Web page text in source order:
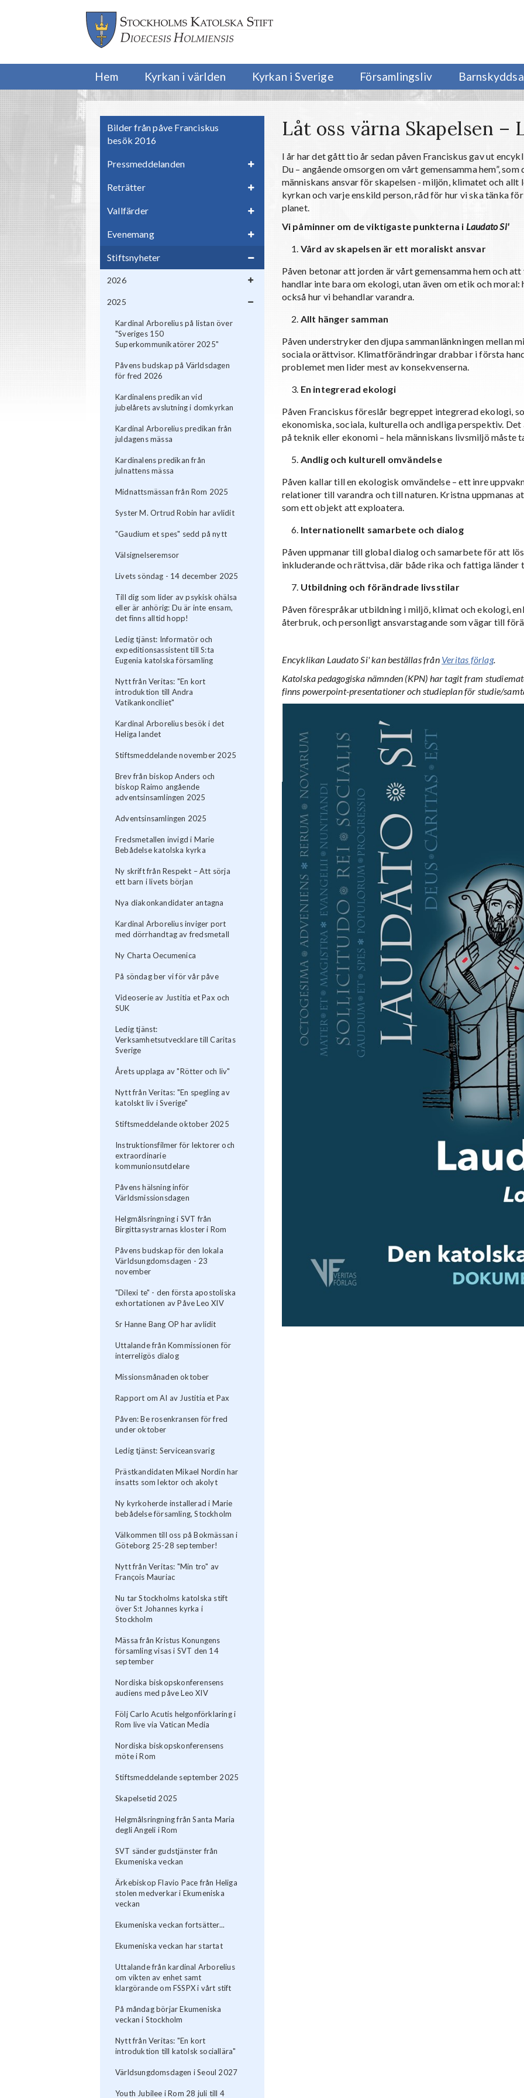
Hem Kyrkan i världen Kyrkan i Sverige Församlingsliv
Bilder från påve Franciskus
besök 2016
Pressmeddelanden
Reträtter
Vallfärder
Evenemang
Stiftsnyheter
2026
2025
Kardinal Arborelius på listan över
"Sveriges 150
Superkommunikatörer 2025"
Påvens budskap på Världsdagen
för fred 2026
Kardinalens predikan vid
jubelårets avslutning i domkyrkan
Kardinal Arborelius predikan från
juldagens mässa
Kardinalens predikan från
julnattens mässa
Midnattsmässan från Rom 2025
Syster M. Ortrud Robin har avlidit
"Gaudium et spes" sedd på nytt
Välsignelseremsor
Livets söndag - 14 december 2025
Till dig som lider av psykisk ohälsa
eller är anhörig: Du är inte ensam,
det finns alltid hopp!
Ledig tjänst: Informatör och
expeditionsassistent till S:ta
Eugenia katolska församling
Nytt från Veritas: "En kort
introduktion till Andra
Vatikankonciliet"
Kardinal Arborelius besök i det
Heliga landet
Stiftsmeddelande november 2025
Brev från biskop Anders och
biskop Raimo angående
adventsinsamlingen 2025
Adventsinsamlingen 2025
Fredsmetallen invigd i Marie
Bebådelse katolska kyrka
Ny skrift från Respekt – Att sörja
ett barn i livets början
Nya diakonkandidater antagna
Kardinal Arborelius inviger port
med dörrhandtag av fredsmetall
Ny Charta Oecumenica
På söndag ber vi för vår påve
Videoserie av Justitia et Pax och
SUK
Ledig tjänst:
Verksamhetsutvecklare till Caritas
Sverige
Årets upplaga av "Rötter och liv"
Nytt från Veritas: "En spegling av
katolskt liv i Sverige"
Stiftsmeddelande oktober 2025
Instruktionsfilmer för lektorer och
extraordinarie
kommunionsutdelare
Påvens hälsning inför
Världsmissionsdagen
Helgmålsringning i SVT från
Birgittasystrarnas kloster i Rom
Påvens budskap för den lokala
Världsungdomsdagen - 23
november
"Dilexi te" - den första apostoliska
exhortationen av Påve Leo XIV
Sr Hanne Bang OP har avlidit
Uttalande från Kommissionen för
interreligös dialog
Missionsmånaden oktober
Rapport om AI av Justitia et Pax
Påven: Be rosenkransen för fred
under oktober
Ledig tjänst: Serviceansvarig
Prästkandidaten Mikael Nordin har
insatts som lektor och akolyt
Ny kyrkoherde installerad i Marie
bebådelse församling, Stockholm
Välkommen till oss på Bokmässan i
Göteborg 25-28 september!
Nytt från Veritas: "Min tro" av
François Mauriac
Nu tar Stockholms katolska stift
över S:t Johannes kyrka i
Stockholm
Mässa från Kristus Konungens
församling visas i SVT den 14
september
Nordiska biskopskonferensens
audiens med påve Leo XIV
Följ Carlo Acutis helgonförklaring i
Rom live via Vatican Media
Nordiska biskopskonferensens
möte i Rom
Stiftsmeddelande september 2025
Skapelsetid 2025
Helgmålsringning från Santa Maria
degli Angeli i Rom
SVT sänder gudstjänster från
Ekumeniska veckan
Ärkebiskop Flavio Pace från Heliga
stolen medverkar i Ekumeniska
veckan
Ekumeniska veckan fortsätter...
Ekumeniska veckan har startat
Uttalande från kardinal Arborelius
om vikten av enhet samt
klargörande om FSSPX i vårt stift
På måndag börjar Ekumeniska
veckan i Stockholm
Nytt från Veritas: "En kort
introduktion till katolsk sociallära"
Världsungdomsdagen i Seoul 2027
Youth Jubilee i Rom 28 juli till 4
Låt oss värna Skapelsen –
I år har det gått tio år sedan påven Franciskus gav ut
Du – angående omsorgen om vårt gemensamma hem”,
människans ansvar för skapelsen - miljön, klimatet och allt
kyrkan och varje enskild person, råd för hur vi ska tänka
planet.
Vi påminner om de viktigaste punkterna i Laudato Si'
Vård av skapelsen är ett moraliskt ansvar
Påven betonar att jorden är vårt gemensamma hem och
handlar inte bara om ekologi, utan även om etik och
också hur vi behandlar varandra.
Allt hänger samman
Påven understryker den djupa sammanlänkningen mellan
sociala orättvisor. Klimatförändringar drabbar i första
problemet men lider mest av konsekvenserna.
En integrerad ekologi
Påven Franciskus föreslår begreppet integrerad ekologi,
ekonomiska, sociala, kulturella och andliga perspektiv.
på teknik eller ekonomi – hela människans livsmiljö måste
Andlig och kulturell omvändelse
Påven kallar till en ekologisk omvändelse – ett inre
relationer till varandra och till naturen. Kristna uppmanas
som ett objekt att exploatera.
Internationellt samarbete och dialog
Påven uppmanar till global dialog och samarbete för att
inkluderande och rättvisa, där både rika och fattiga länder
Utbildning och förändrade livsstilar
Påven förespråkar utbildning i miljö, klimat och ekologi,
återbruk, och personligt ansvarstagande som vägar till
Encyklikan Laudato Si' kan beställas från Veritas förlag.
Katolska pedagogiska nämnden (KPN) har tagit fram
finns powerpoint-presentationer och studieplan för studie/